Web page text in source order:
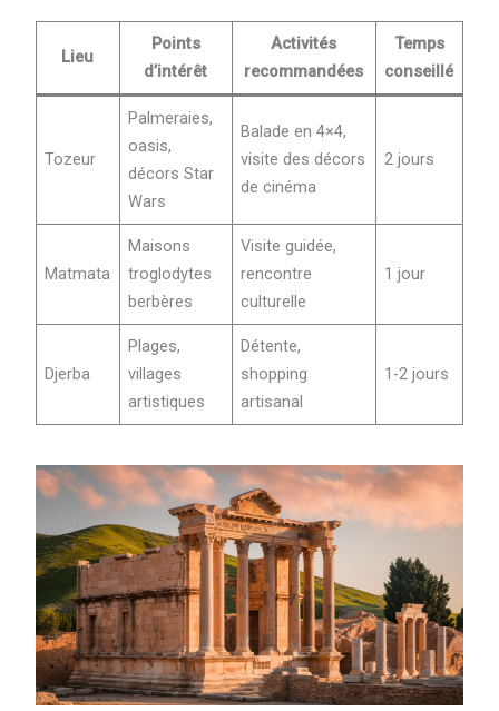
Lieu
Points
d’intérêt
Activités
recommandées
Temps
conseillé
Tozeur
Palmeraies,
oasis,
décors Star
Wars
Balade en 4×4,
visite des décors
de cinéma
2 jours
Matmata
Maisons
troglodytes
berbères
Visite guidée,
rencontre
culturelle
1 jour
Djerba
Plages,
villages
artistiques
Détente,
shopping
artisanal
1-2 jours